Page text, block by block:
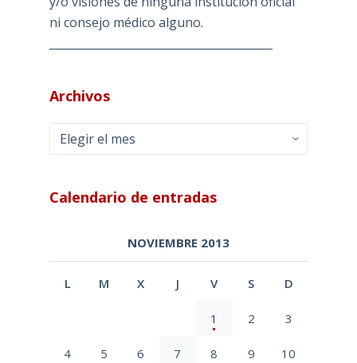
ni consejo médico alguno.
Archivos
Archivos
Calendario de entradas
NOVIEMBRE 2013
L M X J V S D
1 2 3
4 5 6 7 8 9 10